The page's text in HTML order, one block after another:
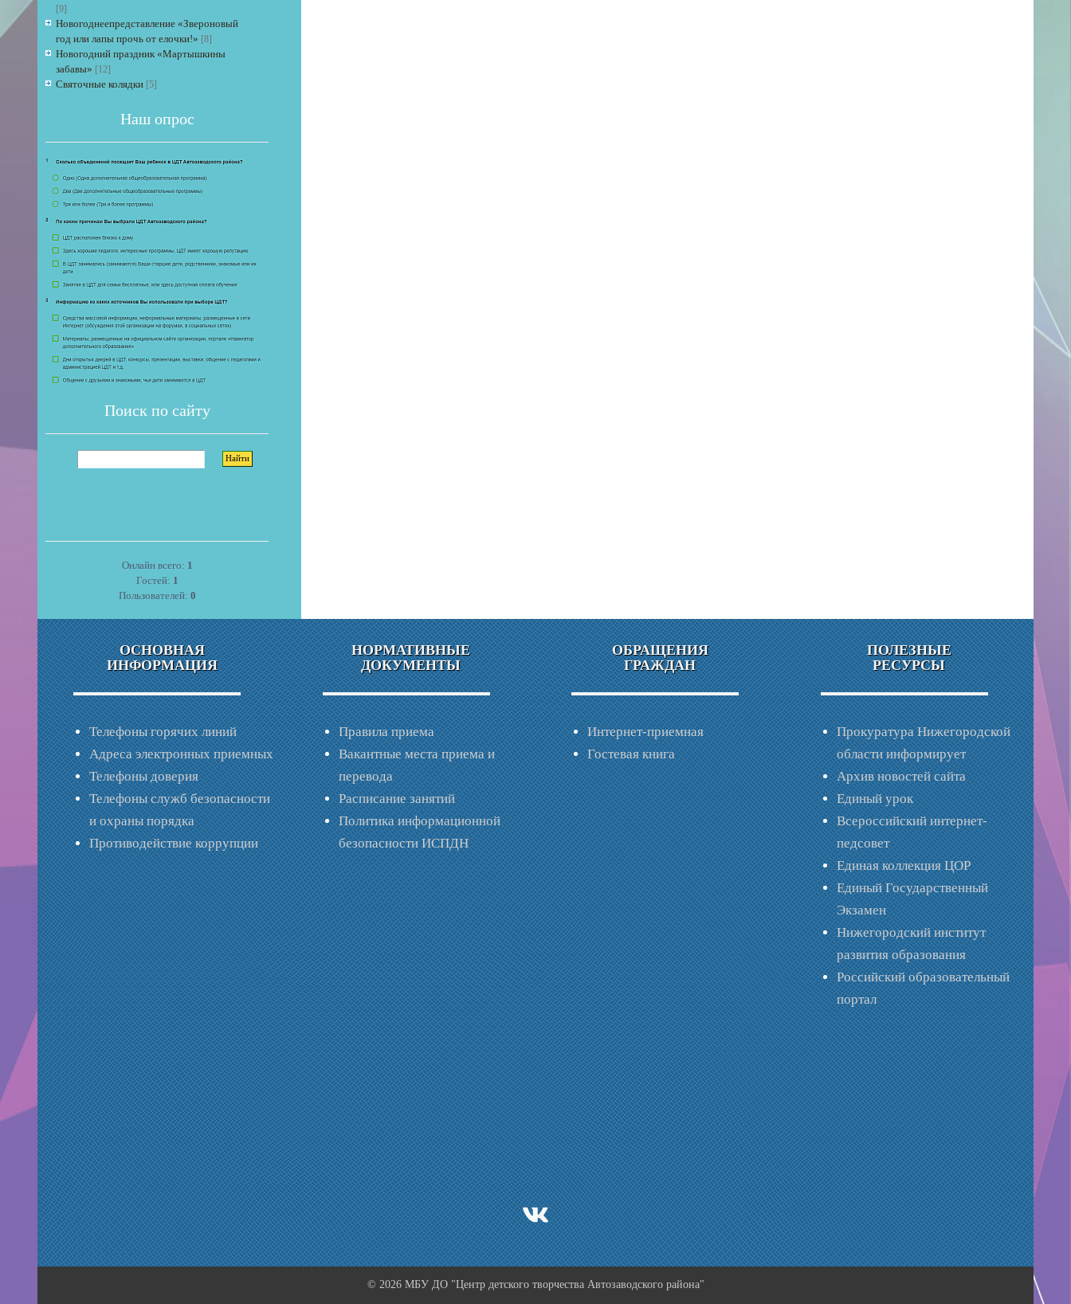
[9]
Новогоднеепредставление «Звероновый
год или лапы прочь от елочки!» [8]
Новогодний праздник «Мартышкины
забавы» [12]
Святочные колядки [5]
Наш опрос
Поиск по сайту
Онлайн всего: 1
Гостей: 1
Пользователей: 0
ОСНОВНАЯ
ИНФОРМАЦИЯ
Телефоны горячих линий
Адреса электронных приемных
Телефоны доверия
Телефоны служб безопасности
и охраны порядка
Противодействие коррупции
НОРМАТИВНЫЕ
ДОКУМЕНТЫ
Правила приема
Вакантные места приема и
перевода
Расписание занятий
Политика информационной
безопасности ИСПДН
ОБРАЩЕНИЯ
ГРАЖДАН
Интернет-приемная
Гостевая книга
ПОЛЕЗНЫЕ
РЕСУРСЫ
Прокуратура Нижегородской
области информирует
Архив новостей сайта
Единый урок
Всероссийский интернет-
педсовет
Единая коллекция ЦОР
Единый Государственный
Экзамен
Нижегородский институт
развития образования
Российский образовательный
портал
© 2026 МБУ ДО "Центр детского творчества Автозаводского района"